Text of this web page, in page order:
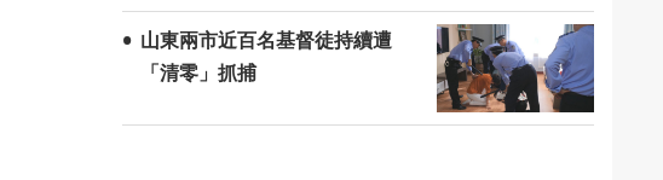
山東兩市近百名基督徒持續遭
「清零」抓捕